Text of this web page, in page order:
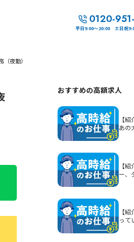
0120-
平日9:00～20:00 土日祝
夜勤）
おすすめの高額求人
【
あの
【
ー、
【
って